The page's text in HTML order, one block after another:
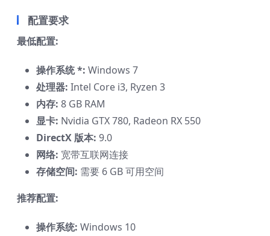
配置要求
最低配置:
操作系统 *: Windows 7
处理器: Intel Core i3, Ryzen 3
内存: 8 GB RAM
显卡: Nvidia GTX 780, Radeon RX 550
DirectX 版本: 9.0
网络: 宽带互联网连接
存储空间: 需要 6 GB 可用空间
推荐配置:
操作系统: Windows 10